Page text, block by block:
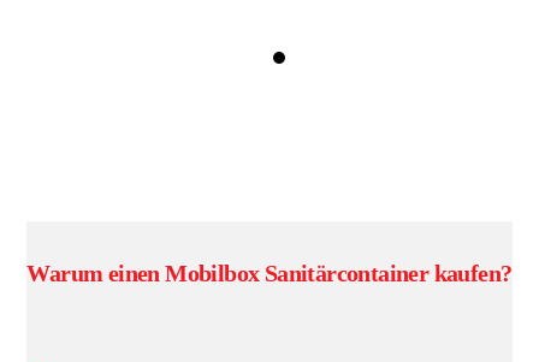
Warum einen Mobilbox Sanitärcontainer kaufen?